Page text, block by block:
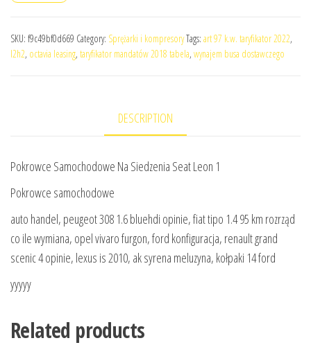
SKU: f9c49bf0d669 Category: Sprężarki i kompresoryTags: art 97 k.w. taryfikator 2022,
l2h2, octavia leasing, taryfikator mandatów 2018 tabela, wynajem busa dostawczego
DESCRIPTION
Pokrowce Samochodowe Na Siedzenia Seat Leon 1
Pokrowce samochodowe
auto handel, peugeot 308 1.6 bluehdi opinie, fiat tipo 1.4 95 km rozrząd
co ile wymiana, opel vivaro furgon, ford konfiguracja, renault grand
scenic 4 opinie, lexus is 2010, ak syrena meluzyna, kołpaki 14 ford
yyyyy
Related products